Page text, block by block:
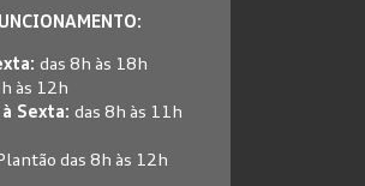
das 8h às 18h
às 12h
Sexta: das 8h às 11h
das 8h às 12h